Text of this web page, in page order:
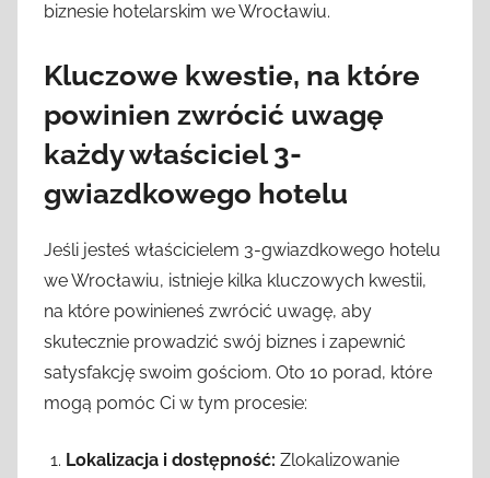
biznesie hotelarskim we Wrocławiu.
Kluczowe kwestie, na które
powinien zwrócić uwagę
każdy właściciel 3-
gwiazdkowego hotelu
Jeśli jesteś właścicielem 3-gwiazdkowego hotelu
we Wrocławiu, istnieje kilka kluczowych kwestii,
na które powinieneś zwrócić uwagę, aby
skutecznie prowadzić swój biznes i zapewnić
satysfakcję swoim gościom. Oto 10 porad, które
mogą pomóc Ci w tym procesie:
Lokalizacja i dostępność: Zlokalizowanie